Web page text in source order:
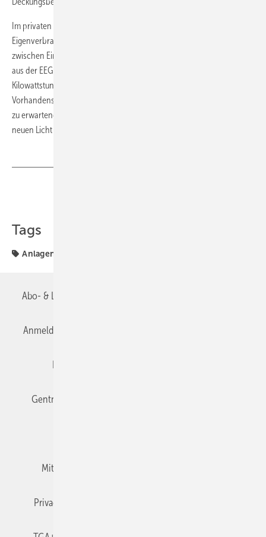
Im privaten Bereich gibt es bislang lediglich den Gewinn aus der
Eigenverbrauchserhöhung. Dieser Gewinn steigt mit dem Unterschied
zwischen Einspeisevergütung und Strompreis. Wenn eine PV-Anlagen
aus der EEG-Förderung fällt, erwirtschaftet jede zusätzliche
Kilowattstunde selbst verbrauchter Solarstrom nicht 13 Ct durch das
Vorhandensein des Speichers, sondern rund 20 Ct Zusammen mit der
zu erwartenden Preisreduktion werden Speicher dann in einem ganz
neuen Licht stehen. ■
Tags
Anlagentechnik
Abo- & Leserservice
Anmelden
Gentner Verlag
Mitgliedschaften und Engagement
Privacy Manager